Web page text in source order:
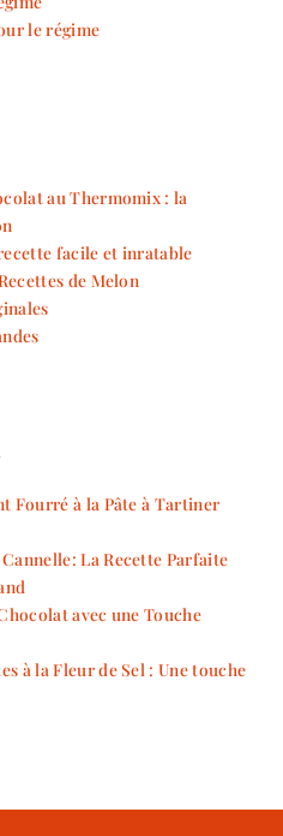
le régime
au Thermomix : la
facile et inratable
de Melon
Fourré à la Pâte à Tartiner
La Recette Parfaite
avec une Touche
à la Fleur de Sel : Une touche